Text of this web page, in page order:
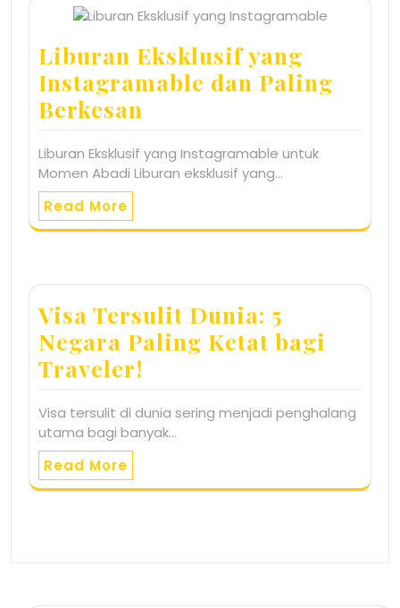
Liburan Eksklusif yang
Instagramable dan Paling
Berkesan
Liburan Eksklusif yang Instagramable untuk
Momen Abadi Liburan eksklusif yang…
Read More
Visa Tersulit Dunia: 5
Negara Paling Ketat bagi
Traveler!
Visa tersulit di dunia sering menjadi penghalang
utama bagi banyak…
Read More